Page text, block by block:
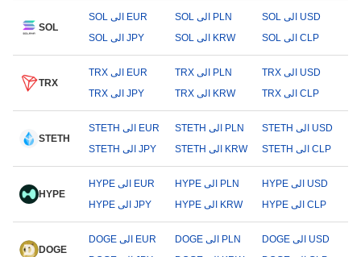
SOL
SOL الى EUR SOL الى PLN
SOL الى USD
SOL الى JPY
SOL الى KRW SOL الى CLP
TRX
TRX الى EUR TRX الى PLN
TRX الى USD
TRX الى JPY
TRX الى KRW TRX الى CLP
STETH
STETH الى EUR STETH الى PLN
STETH الى USD
STETH الى JPY
STETH الى KRW STETH الى CLP
HYPE
HYPE الى EUR HYPE الى PLN
HYPE الى USD
HYPE الى JPY
HYPE الى KRW HYPE الى CLP
DOGE
DOGE الى EUR DOGE الى PLN
DOGE الى USD